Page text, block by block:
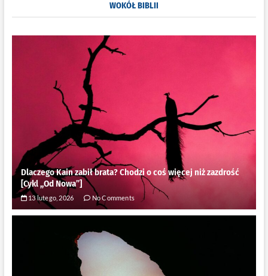
WOKÓŁ BIBLII
Dlaczego Kain zabił brata? Chodzi o coś więcej niż zazdrość
[Cykl ,,Od Nowa”]
13 lutego, 2026 No Comments